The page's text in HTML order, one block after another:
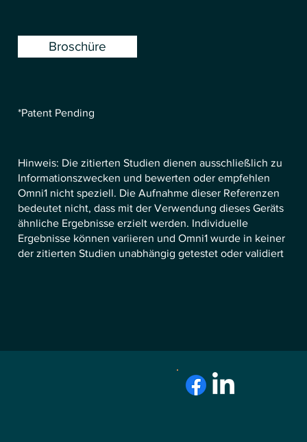
Broschüre
*Patent Pending
Hinweis: Die zitierten Studien dienen ausschließlich zu
Informationszwecken und bewerten oder empfehlen
Omni1 nicht speziell. Die Aufnahme dieser Referenzen
bedeutet nicht, dass mit der Verwendung dieses Geräts
ähnliche Ergebnisse erzielt werden. Individuelle
Ergebnisse können variieren und Omni1 wurde in keiner
der zitierten Studien unabhängig getestet oder validiert